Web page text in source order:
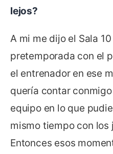
lejos?
A mi me dijo el Sala
pretemporada con el
el entrenador en ese
quería contar
equipo en lo que
mismo tiempo con los
Entonces esos